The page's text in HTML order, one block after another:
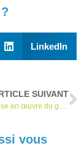
LinkedIn
SUIVANT
Swissmedic : mise en œuvre du guide MDCG 2022-18 pour les ruptures de DM
vous